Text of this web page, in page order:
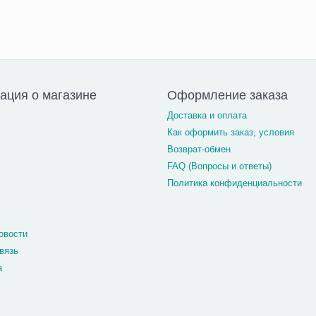
о магазине Оформление заказа
Доставка и оплата
Как оформить заказ, условия
Возврат-обмен
FAQ (Вопросы и ответы)
Политика конфиденциальности